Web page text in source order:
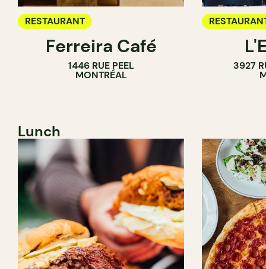
RESTAURANT
Ferreira Café
1446 RUE PEEL
MONTRÉAL
3927
Lunch